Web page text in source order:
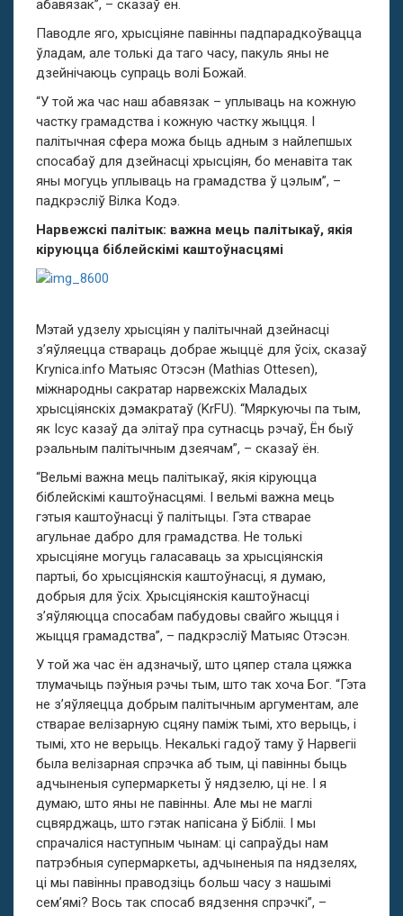
абавязак”, – сказаў ён.
Паводле яго, хрысціяне павінны падпарадкоўвацца
ўладам, але толькі да таго часу, пакуль яны не
дзейнічаюць супраць волі Божай.
“У той жа час наш абавязак – уплываць на кожную
частку грамадства і кожную частку жыцця. І
палітычная сфера можа быць адным з найлепшых
спосабаў для дзейнасці хрысціян, бо менавіта так
яны могуць уплываць на грамадства ў цэлым”, –
падкрэсліў Вілка Кодэ.
Нарвежскі палітык: важна мець палітыкаў, якія
кіруюцца біблейскімі каштоўнасцямі
Мэтай удзелу хрысціян у палітычнай дзейнасці
з’яўляецца ствараць добрае жыццё для ўсіх, сказаў
Krynica.info Матыяс Отэсэн (Mathias Ottesen),
міжнародны сакратар нарвежскіх Маладых
хрысціянскіх дэмакратаў (KrFU). “Мяркуючы па тым,
як Ісус казаў да элітаў пра сутнасць рэчаў, Ён быў
рэальным палітычным дзеячам”, – сказаў ён.
“Вельмі важна мець палітыкаў, якія кіруюцца
біблейскімі каштоўнасцямі. І вельмі важна мець
гэтыя каштоўнасці ў палітыцы. Гэта стварае
агульнае дабро для грамадства. Не толькі
хрысціяне могуць галасаваць за хрысціянскія
партыі, бо хрысціянскія каштоўнасці, я думаю,
добрыя для ўсіх. Хрысціянскія каштоўнасці
з’яўляюцца спосабам пабудовы свайго жыцця і
жыцця грамадства”, – падкрэсліў Матыяс Отэсэн.
У той жа час ён адзначыў, што цяпер стала цяжка
тлумачыць пэўныя рэчы тым, што так хоча Бог. “Гэта
не з’яўляецца добрым палітычным аргументам, але
стварае велізарную сцяну паміж тымі, хто верыць, і
тымі, хто не верыць. Некалькі гадоў таму ў Нарвегіі
была велізарная спрэчка аб тым, ці павінны быць
адчыненыя супермаркеты ў нядзелю, ці не. І я
думаю, што яны не павінны. Але мы не маглі
сцвярджаць, што гэтак напісана ў Бібліі. І мы
спрачаліся наступным чынам: ці сапраўды нам
патрэбныя супермаркеты, адчыненыя па нядзелях,
ці мы павінны праводзіць больш часу з нашымі
сем’ямі? Вось так спосаб вядзення спрэчкі”, –